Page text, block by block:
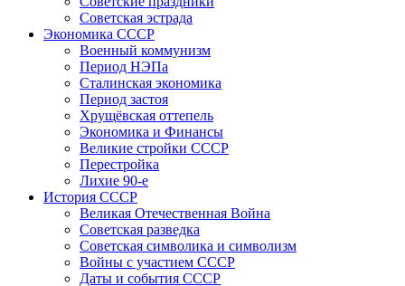
Советская эстрада
Экономика СССР
Военный коммунизм
Период НЭПа
Сталинская экономика
Период застоя
Хрущёвская оттепель
Экономика и Финансы
Великие стройки СССР
Перестройка
Лихие 90-е
История СССР
Великая Отечественная Война
Советская разведка
Советская символика и символизм
Войны с участием СССР
Даты и события СССР